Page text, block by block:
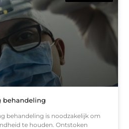
behandeling
behandeling is noodzakelijk om
te houden. Ontstoken